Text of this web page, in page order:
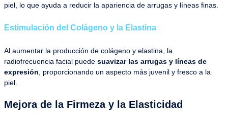
piel, lo que ayuda a reducir la apariencia de arrugas y líneas finas.
Estimulación del Colágeno y la Elastina
Al aumentar la producción de colágeno y elastina, la
radiofrecuencia facial puede suavizar las arrugas y líneas de
expresión , proporcionando un aspecto más juvenil y fresco a la
piel.
Mejora de la Firmeza y la Elasticidad